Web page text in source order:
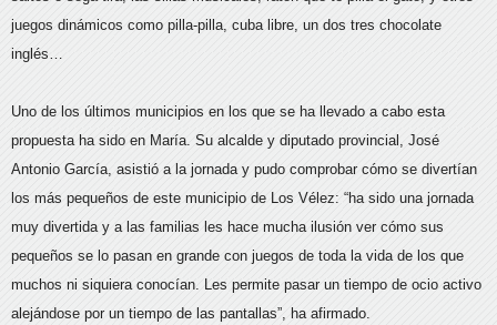
juegos dinámicos como pilla-pilla, cuba libre, un dos tres chocolate
inglés…
Uno de los últimos municipios en los que se ha llevado a cabo esta
propuesta ha sido en María. Su alcalde y diputado provincial, José
Antonio García, asistió a la jornada y pudo comprobar cómo se divertían
los más pequeños de este municipio de Los Vélez: “ha sido una jornada
muy divertida y a las familias les hace mucha ilusión ver cómo sus
pequeños se lo pasan en grande con juegos de toda la vida de los que
muchos ni siquiera conocían. Les permite pasar un tiempo de ocio activo
alejándose por un tiempo de las pantallas”, ha afirmado.